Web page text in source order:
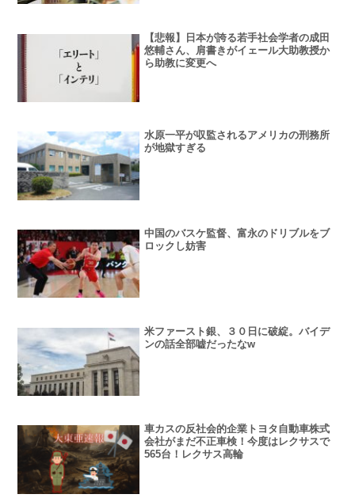
【悲報】日本が誇る若手社会学者の成田
悠輔さん、肩書きがイェール大助教授か
ら助教に変更へ
水原一平が収監されるアメリカの刑務所
が地獄すぎる
中国のバスケ監督、富永のドリブルをブ
ロックし妨害
米ファースト銀、３０日に破綻。バイデ
ンの話全部嘘だったなw
車カスの反社会的企業トヨタ自動車株式
会社がまだ不正車検！今度はレクサスで
565台！レクサス高輪